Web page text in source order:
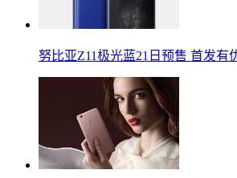
努比亚Z11极光蓝21日预售 首发有